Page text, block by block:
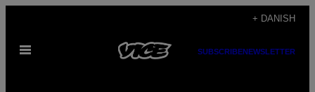
indhold
+ DANISH
Åbn
SUBSCRIBENEWSLETTER